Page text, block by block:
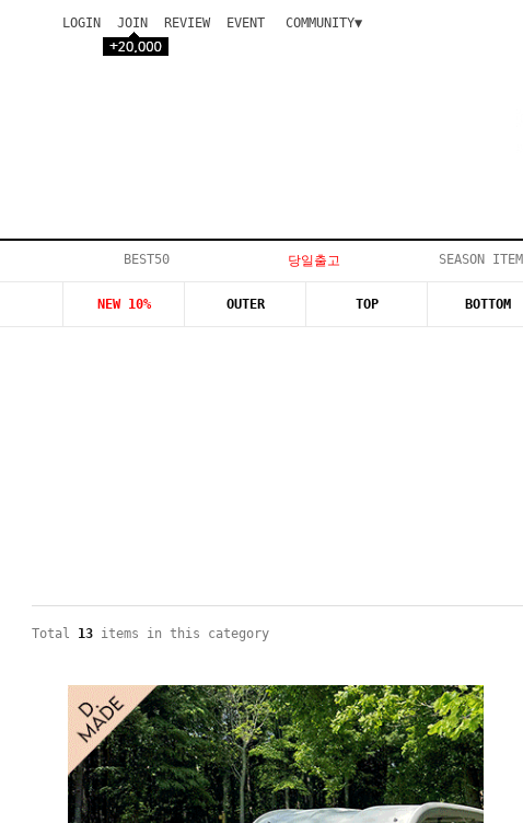
LOGIN JOIN REVIEW EVENT
COMMUNITY▼
입고지연
BEST50 당일출고 SEASON ITEM
NEW 10% OUTER TOP BOTTOM
Total 13 items in this category